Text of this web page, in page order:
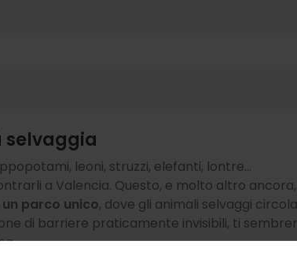
selvaggia
leoni, struzzi, elefanti, lontre...
a Valencia. Questo, e molto altro
un parco unico, dove gli animali selvaggi
di barriere praticamente invisibili, ti